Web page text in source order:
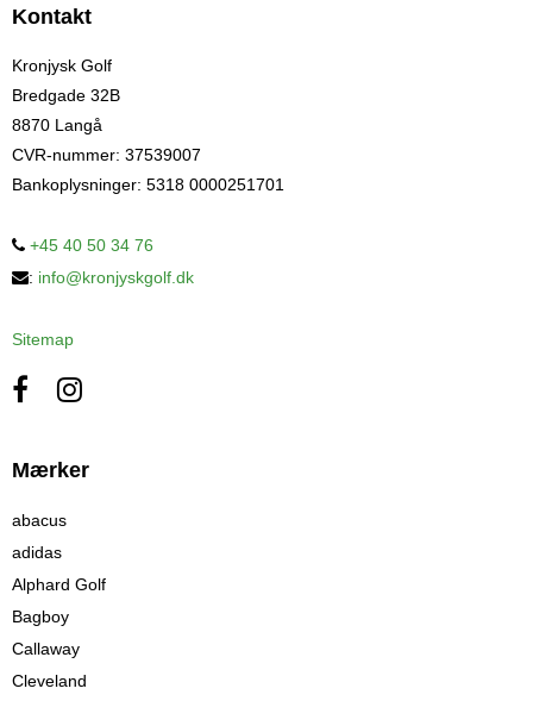
Kontakt
Kronjysk Golf
Bredgade 32B
8870 Langå
CVR-nummer: 37539007
Bankoplysninger: 5318 0000251701
+45 40 50 34 76
: info@kronjyskgolf.dk
Sitemap
Mærker
abacus
adidas
Alphard Golf
Bagboy
Callaway
Cleveland